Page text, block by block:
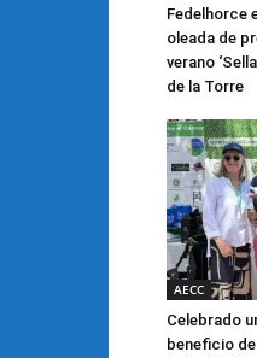
Fedelhorce
oleada de
verano
de la Torre
AECC
Celebrado
beneficio